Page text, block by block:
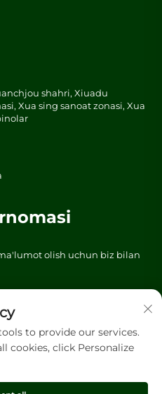
shahri, Xiuadu
Xua sing sanoat zonasi, Xua
olish uchun biz bilan
qorovul. - Maxfiylik siyosati
to provide our services.
cookies, click Personalize